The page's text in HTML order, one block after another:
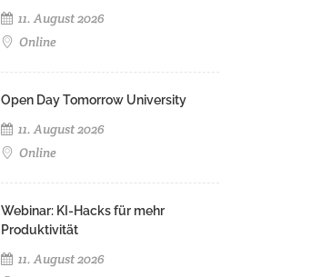
11. August 2026
Online
Open Day Tomorrow University
11. August 2026
Online
Webinar: KI-Hacks für mehr
Produktivität
11. August 2026